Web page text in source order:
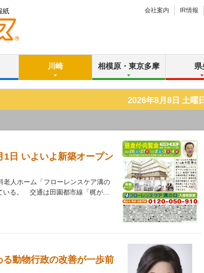
紙 会社案内 IR情報
川崎 相模原・東京多摩 県
2026年8月8日 土曜日
1日 いよいよ新築オープン
人ホーム「フローレンスケア溝の
いる。 交通は田園都市線「梶が...
動物行政の改善が一歩前